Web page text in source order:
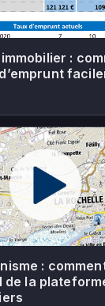
:
:
de la